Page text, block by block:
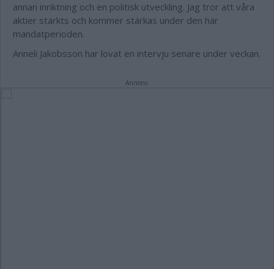
annan inriktning och en politisk utveckling. Jag tror att våra
aktier stärkts och kommer stärkas under den här
mandatperioden.
Anneli Jakobsson har lovat en intervju senare under veckan.
Annons: